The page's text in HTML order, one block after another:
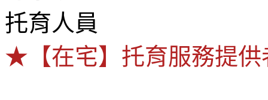
托育人員
★【在宅】托育服務提